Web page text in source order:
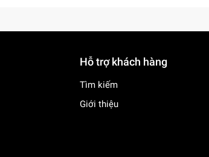
Hỗ trợ khách hàng
Tìm kiếm
Giới thiệu